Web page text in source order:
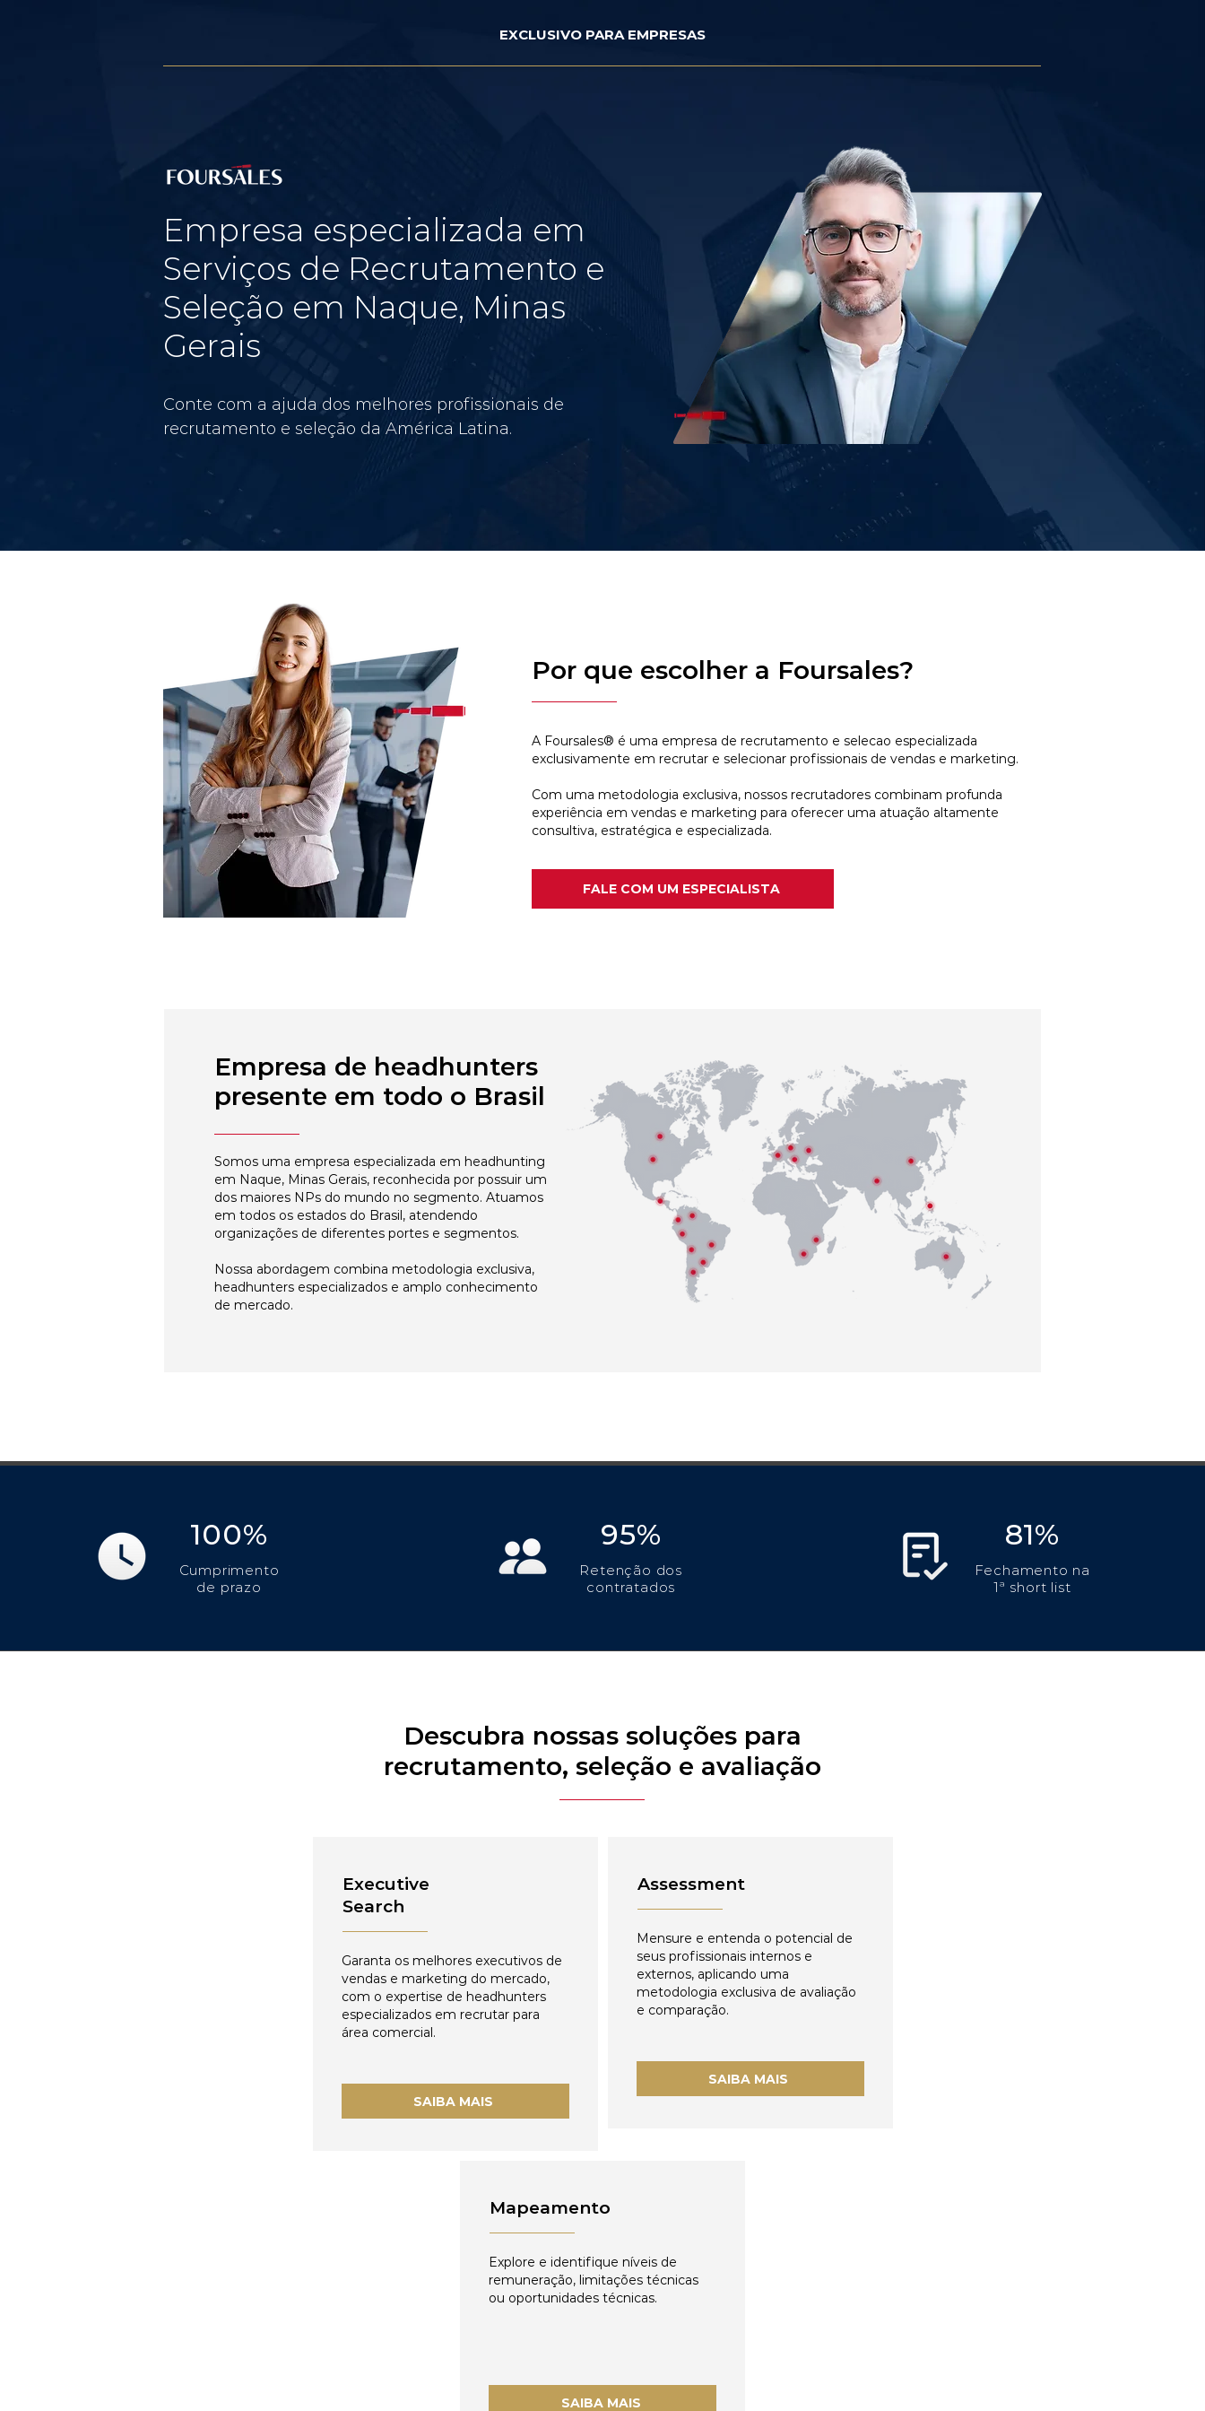
EXCLUSIVO PARA EMPRESAS
Empresa especializada em
Serviços de Recrutamento e
Seleção em Naque, Minas
Gerais
Conte com a ajuda dos melhores profissionais de
recrutamento e seleção da América Latina.
Por que escolher a Foursales?
A Foursales® é uma empresa de recrutamento e selecao especializada
exclusivamente em recrutar e selecionar profissionais de vendas e marketing.
Com uma metodologia exclusiva, nossos recrutadores combinam profunda
experiência em vendas e marketing para oferecer uma atuação altamente
consultiva, estratégica e especializada.
FALE COM UM ESPECIALISTA
Empresa de headhunters
presente em todo o Brasil
Somos uma empresa especializada em headhunting
em Naque, Minas Gerais, reconhecida por possuir um
dos maiores NPs do mundo no segmento. Atuamos
em todos os estados do Brasil, atendendo
organizações de diferentes portes e segmentos.
Nossa abordagem combina metodologia exclusiva,
headhunters especializados e amplo conhecimento
de mercado.
100%
Cumprimento
de prazo
95%
Retenção dos
contratados
81%
Fechamento na
1ª short list
Descubra nossas soluções para
recrutamento, seleção e avaliação
Executive
Search
Garanta os melhores executivos de
vendas e marketing do mercado,
com o expertise de headhunters
especializados em recrutar para
área comercial.
SAIBA MAIS
Assessment
Mensure e entenda o potencial de
seus profissionais internos e
externos, aplicando uma
metodologia exclusiva de avaliação
e comparação.
SAIBA MAIS
Mapeamento
Explore e identifique níveis de
remuneração, limitações técnicas
ou oportunidades técnicas.
SAIBA MAIS